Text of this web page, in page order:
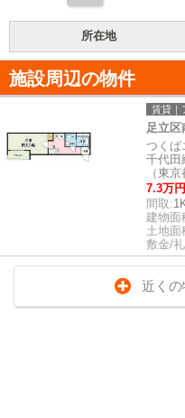
所在地
施設周辺の物件
賃貸｜
足立
つくば
千代田
（東
7.3万円
間取:
建物面
土地面
敷金/
近くの